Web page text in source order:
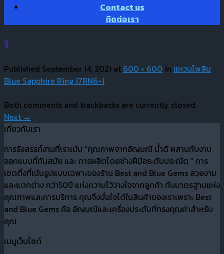
Contact us
ติดต่อเรา
1
Published September 14, 2021 at 600 × 600 in แหวนไพลิน
Blue Sapphire Ring 17RN6-1
Both comments and trackbacks are currently closed.
Next →
เกี่ยวกับเรา
การรังสรรค์งานที่เราเน้น “คุณภาพจากอัญมณี น้ำดี ผสานกับงาน
ออกแบบที่ทันสมัย และ การผลิตโดยช่างฝีมือระดับประณีต “ การ
เซตติ้งที่เน้นรูปแบบเฉพาะของร้าน Best and Blue Gems สวยงาม
และแตกต่าง กว่า50ปี แห่งความไว้วางใจจากลูกค้า กับมาตรฐานแห่ง
คุณภาพและการบริการ คุณจึงมั่นใจได้ในสินค้าของเราเพราะ Best
and Blue Gems คือ อัญมณีและเครื่องประดับที่ทรงคุณค่าสำหรับ
คุณ
เมนูเว็บไซต์